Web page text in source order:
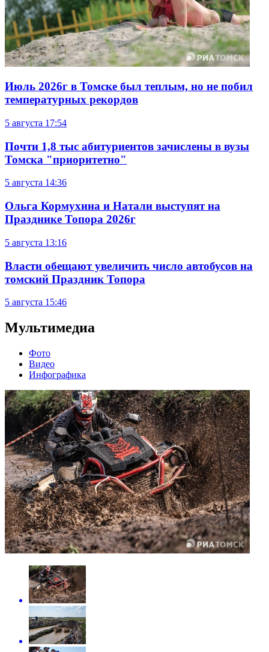
Июль 2026г в Томске был теплым, но не побил
температурных рекордов
5 августа 17:54
Почти 1,8 тыс абитуриентов зачислены в вузы
Томска "приоритетно"
5 августа 14:36
Ольга Кормухина и Натали выступят на
Празднике Топора 2026г
5 августа 13:16
Власти обещают увеличить число автобусов на
томский Праздник Топора
5 августа 15:46
Мультимедиа
Фото
Видео
Инфографика